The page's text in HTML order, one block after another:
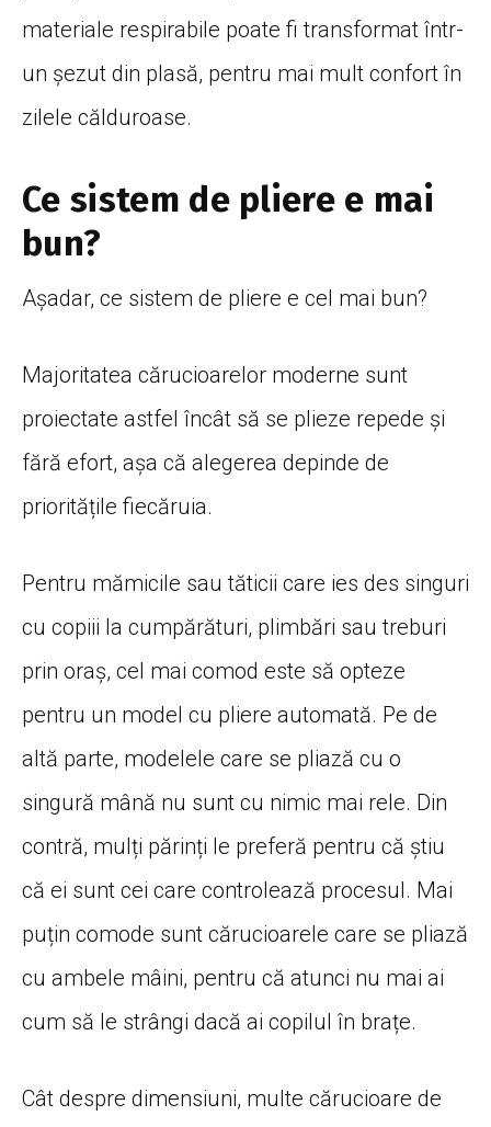
materiale respirabile poate fi transformat într-
un șezut din plasă, pentru mai mult confort în
zilele călduroase.
Ce sistem de pliere e mai
bun?
Așadar, ce sistem de pliere e cel mai bun?
Majoritatea cărucioarelor moderne sunt
proiectate astfel încât să se plieze repede și
fără efort, așa că alegerea depinde de
prioritățile fiecăruia.
Pentru mămicile sau tăticii care ies des singuri
cu copiii la cumpărături, plimbări sau treburi
prin oraș, cel mai comod este să opteze
pentru un model cu pliere automată. Pe de
altă parte, modelele care se pliază cu o
singură mână nu sunt cu nimic mai rele. Din
contră, mulți părinți le preferă pentru că știu
că ei sunt cei care controlează procesul. Mai
puțin comode sunt cărucioarele care se pliază
cu ambele mâini, pentru că atunci nu mai ai
cum să le strângi dacă ai copilul în brațe.
Cât despre dimensiuni, multe cărucioare de